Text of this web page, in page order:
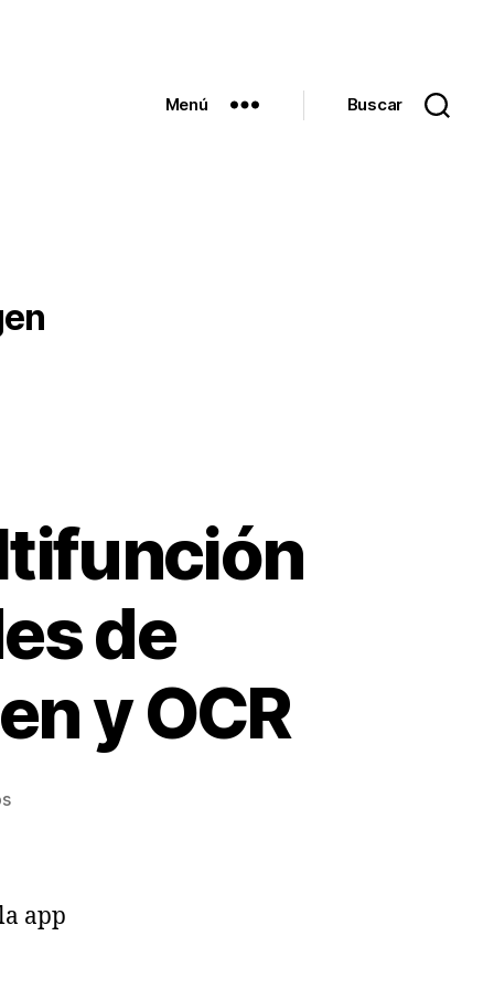
Menú Buscar
de
y OCR
en
conapp